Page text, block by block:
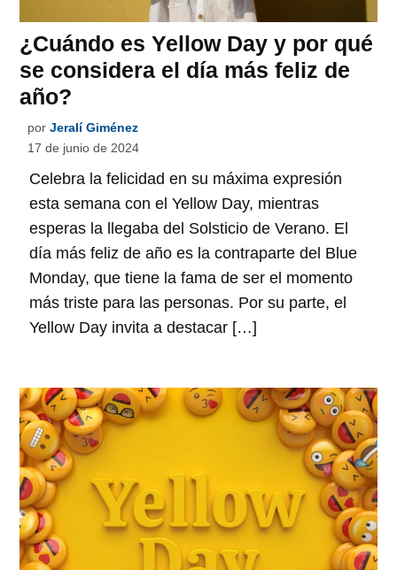
¿Cuándo es Yellow Day y por qué
se considera el día más feliz de
año?
por Jeralí Giménez
17 de junio de 2024
Celebra la felicidad en su máxima expresión
esta semana con el Yellow Day, mientras
esperas la llegaba del Solsticio de Verano. El
día más feliz de año es la contraparte del Blue
Monday, que tiene la fama de ser el momento
más triste para las personas. Por su parte, el
Yellow Day invita a destacar […]